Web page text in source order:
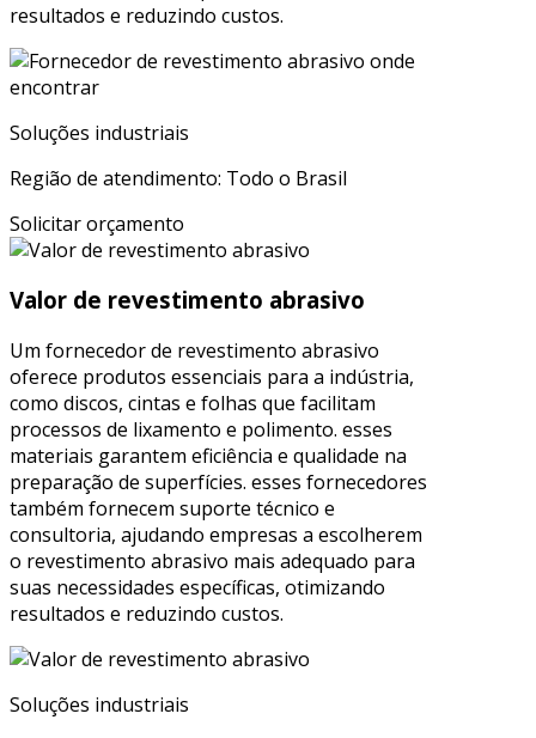
resultados e reduzindo custos.
Soluções industriais
Região de atendimento: Todo o Brasil
Solicitar orçamento
Valor de revestimento abrasivo
Um fornecedor de revestimento abrasivo
oferece produtos essenciais para a indústria,
como discos, cintas e folhas que facilitam
processos de lixamento e polimento. esses
materiais garantem eficiência e qualidade na
preparação de superfícies. esses fornecedores
também fornecem suporte técnico e
consultoria, ajudando empresas a escolherem
o revestimento abrasivo mais adequado para
suas necessidades específicas, otimizando
resultados e reduzindo custos.
Soluções industriais